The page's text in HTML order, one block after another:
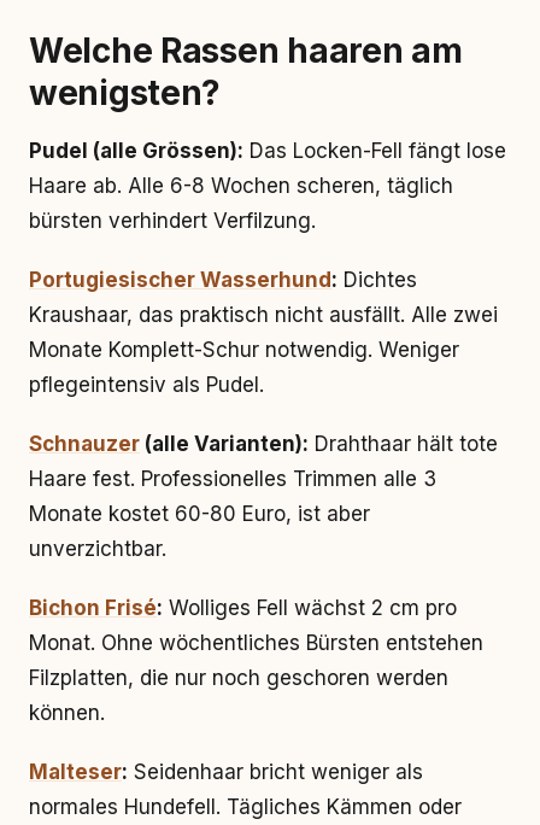
Welche Rassen haaren am
wenigsten?
Pudel (alle Grössen): Das Locken-Fell fängt lose
Haare ab. Alle 6-8 Wochen scheren, täglich
bürsten verhindert Verfilzung.
Portugiesischer Wasserhund : Dichtes
Kraushaar, das praktisch nicht ausfällt. Alle zwei
Monate Komplett-Schur notwendig. Weniger
pflegeintensiv als Pudel.
Schnauzer (alle Varianten): Drahthaar hält tote
Haare fest. Professionelles Trimmen alle 3
Monate kostet 60-80 Euro, ist aber
unverzichtbar.
Bichon Frisé: Wolliges Fell wächst 2 cm pro
Monat. Ohne wöchentliches Bürsten entstehen
Filzplatten, die nur noch geschoren werden
können.
Malteser: Seidenhaar bricht weniger als
normales Hundefell. Tägliches Kämmen oder